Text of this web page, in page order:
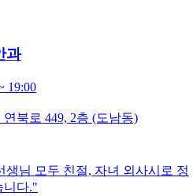
과
19:00
북로 449, 2층 (도남동)
생님 모두 친절, 자녀 외사시로 정
니다."